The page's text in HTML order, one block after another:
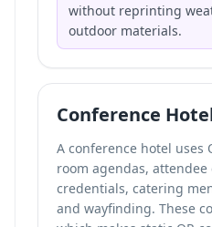
without reprinting
outdoor materials.
Conference
A conference hotel uses
room agendas, attendee
credentials, catering
and wayfinding. These